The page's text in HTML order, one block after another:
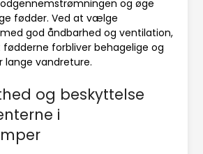
og øge
fødder. Ved at vælge
god åndbarhed og ventilation,
fødderne forbliver behagelige og
lange vandreture.
og beskyttelse
i